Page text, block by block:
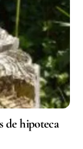
de hipoteca